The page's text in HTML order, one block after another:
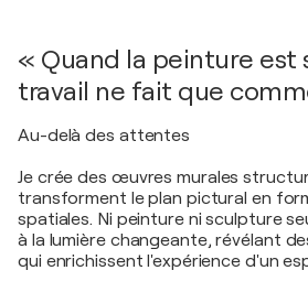
« Quand la peinture est
travail ne fait que
Au-delà des attentes
Je crée des œuvres murales
transforment le plan pictural en
spatiales. Ni peinture ni sculpture
à la lumière changeante, révélant
qui enrichissent l'expérience d'un